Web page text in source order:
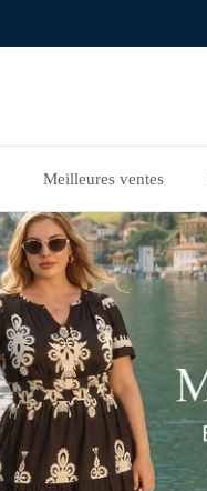
Meilleures ventes